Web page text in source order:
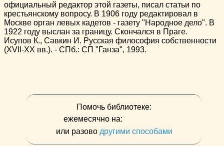
официальный редактор этой газеты, писал статьи по
крестьянскому вопросу. В 1906 году редактировал в
Москве орган левых кадетов - газету "Народное дело". В
1922 году выслан за границу. Скончался в Праге.
Исупов К., Савкин И. Русская философия собственности
(XVII-XX вв.). - СПб.: СП "Ганза", 1993.
Помочь библиотеке:
ежемесячно на:
или разово другими способами